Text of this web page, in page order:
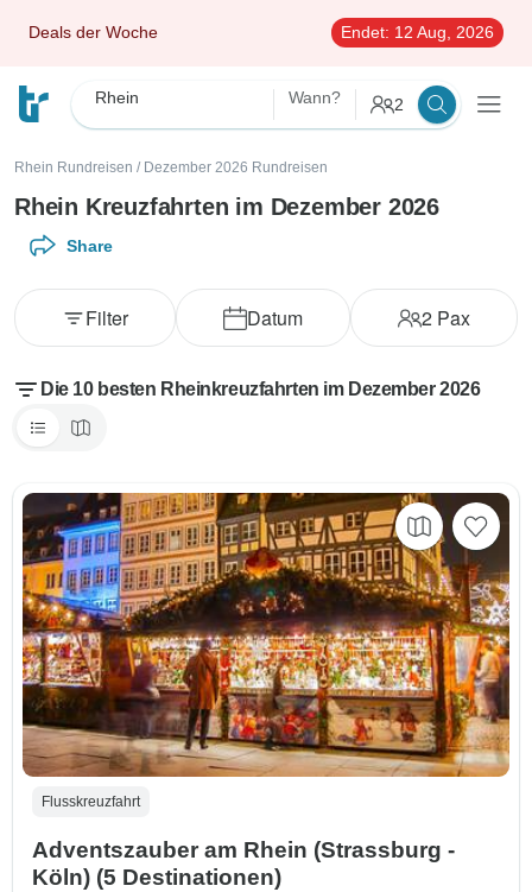
Deals der Woche Endet: 12 Aug, 2026
Rhein Wann? 2
Rhein Rundreisen / Dezember 2026 Rundreisen
Rhein Kreuzfahrten im Dezember 2026
Share
Datum 2 Pax
Filter
Die 10 besten Rheinkreuzfahrten im Dezember 2026
Flusskreuzfahrt
Adventszauber am Rhein (Strassburg -
Köln) (5 Destinationen)